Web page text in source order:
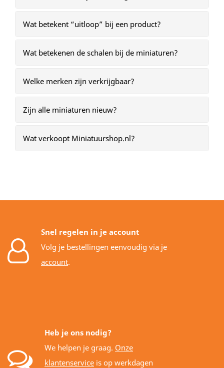
Wat betekent “uitloop” bij een product?
Wat betekenen de schalen bij de miniaturen?
Welke merken zijn verkrijgbaar?
Zijn alle miniaturen nieuw?
Wat verkoopt Miniatuurshop.nl?
Snel regelen in je account
Volg je bestellingen eenvoudig via je
account.
Heb je ons nodig?
We helpen je graag. Onze
klantenservice is op werkdagen